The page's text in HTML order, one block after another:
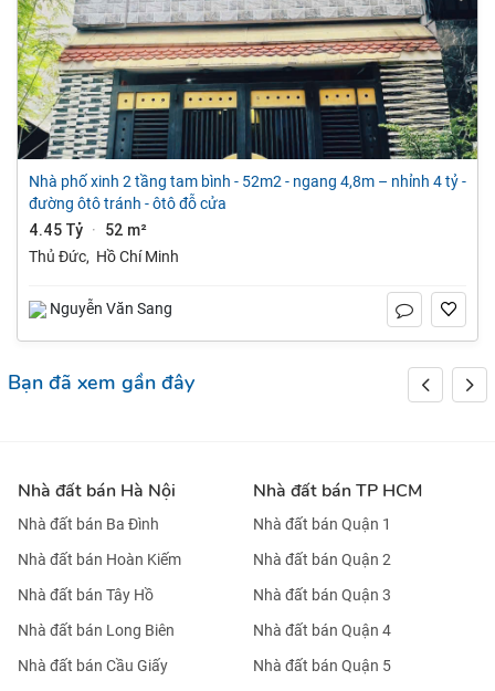
nhà phố xinh 2 tầng tam bình - 52m2 - ngang 4,8m – nhỉnh 4 tỷ -
đường ôtô tránh - ôtô đỗ cửa
4.45 Tỷ · 52 m²
Thủ Đức, Hồ Chí Minh
Nguyễn Văn Sang
Bạn đã xem gần đây
Nhà đất bán Hà Nội
Nhà đất bán Ba Đình
Nhà đất bán Hoàn Kiếm
Nhà đất bán Tây Hồ
Nhà đất bán Long Biên
Nhà đất bán Cầu Giấy
Nhà đất bán TP HCM
Nhà đất bán Quận 1
Nhà đất bán Quận 2
Nhà đất bán Quận 3
Nhà đất bán Quận 4
Nhà đất bán Quận 5